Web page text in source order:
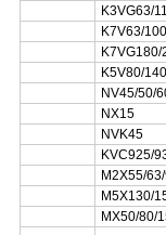
K3VG63/
K7V63/100
K7VG180/
K5V80/
NV45/50/
NX15
NVK45
KVC925/
M2X55/
M5X130/
MX50/80/